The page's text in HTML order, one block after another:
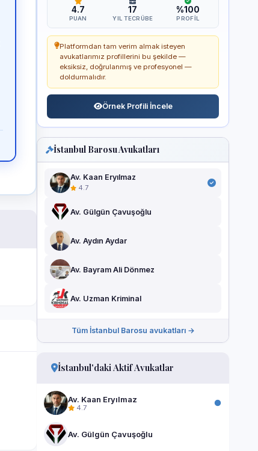
4.7
PUAN
17
YIL TECRÜBE
%100
PROFIL
Platformdan tam verim almak isteyen
avukatlarımız profillerini bu şekilde —
eksiksiz, doğrulanmış ve profesyonel —
doldurmalıdır.
Örnek Profili İncele
İstanbul Barosu Avukatları
Av. Kaan Eryılmaz
4.7
Av. Gülgün Çavuşoğlu
Av. Aydın Aydar
Av. Bayram Ali Dönmez
Av. Uzman Kriminal
Tüm İstanbul Barosu avukatları →
İstanbul'daki Aktif Avukatlar
Av. Kaan Eryılmaz
4.7
Av. Gülgün Çavuşoğlu